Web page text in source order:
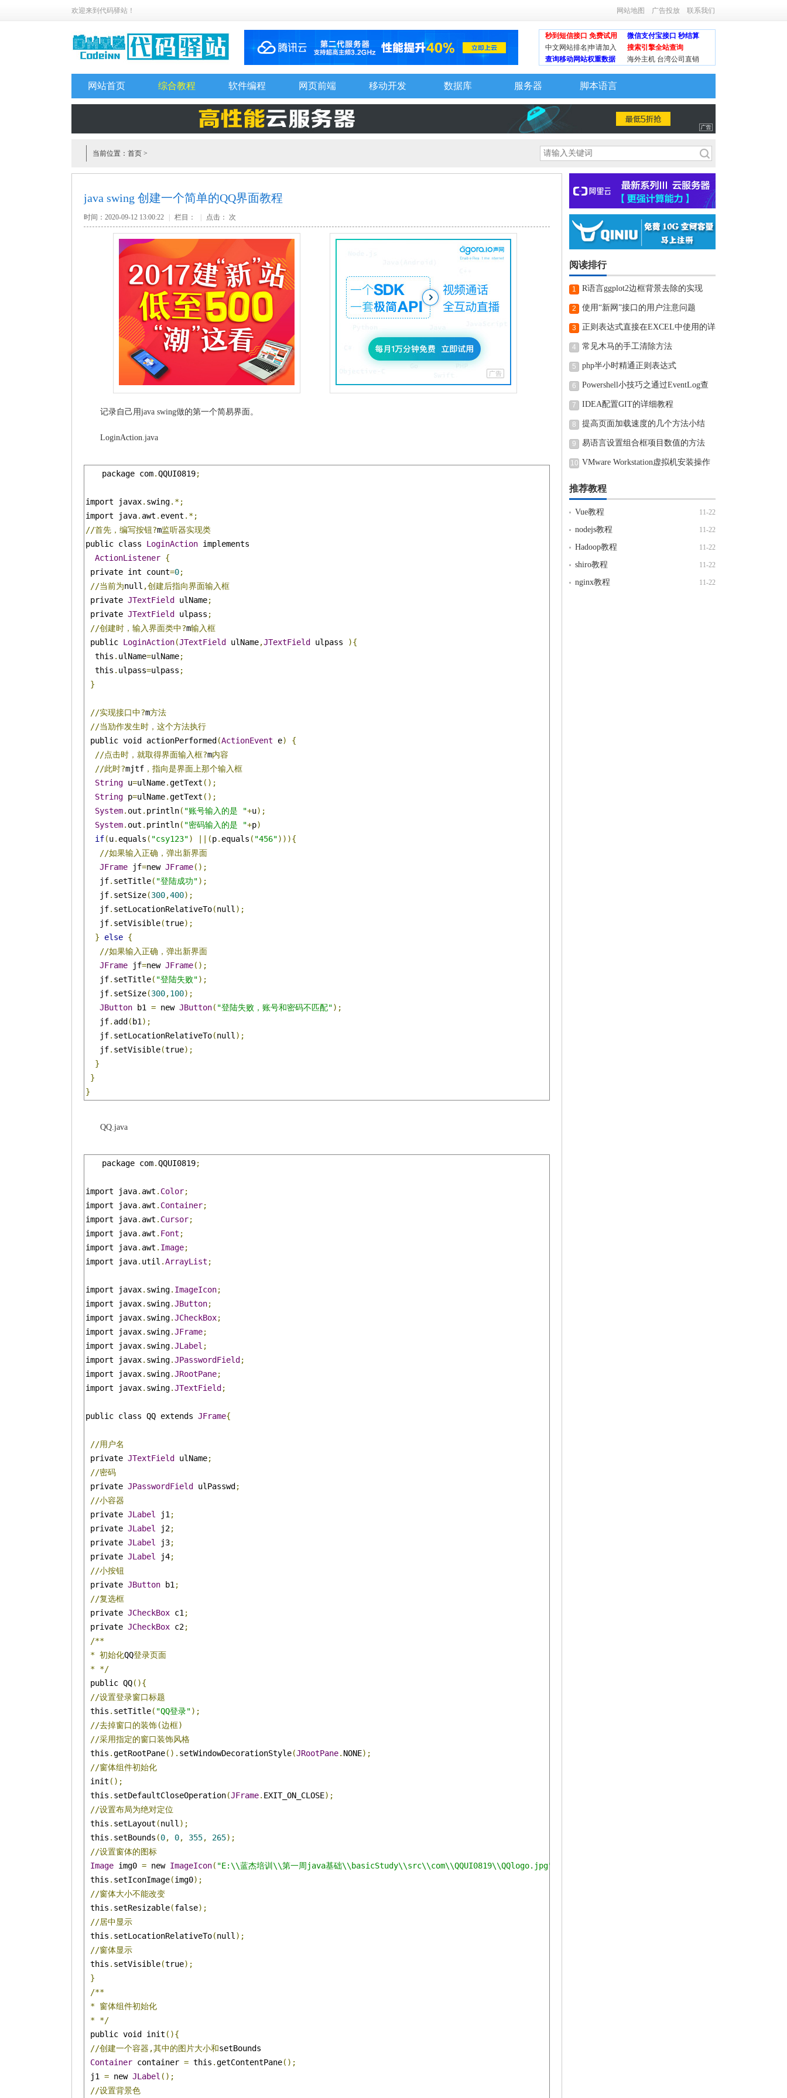
欢迎来到代码驿站！ 网站地图 广告投放 联系我们
秒到短信接口 免费试用
微信支付宝接口 秒结算
中文网站排名|申请加入
搜索引擎全站查询
查询移动网站权重数据
海外主机 台湾公司直销
网站首页 综合教程 软件编程 网页前端 移动开发 数据库 服务器 脚本语言
当前位置： 首页 >
java swing 创建一个简单的QQ界面教程
时间：2020-09-12 13:00:22 栏目： 点击： 次
记录自己用java swing做的第一个简易界面。
LoginAction.java
package com.QQUI0819;
import javax. swing.*;
import java. awt . event .*;
//首先，编写按钮?m监听器实现类
public class LoginAction implements
ActionListener {
private int count=0;
//当前为null ,创建后指向界面输入框
private JTextField ulName;
private JTextField ulpass ;
//创建时，输入界面类中?m输入框
public LoginAction(JTextField ulName,JTextField ulpass
){
  this
. ulName=ulName;
  this
. ulpass=ulpass ;
}
//实现接口中?m方法
//当劢作发生时，这个方法执行
public void actionPerformed (ActionEvent e)
{
//点击时，就取得界面输入框?m内容
//此时?mjtf ，指向是界面上那个输入框
String u=ulName.getText ();
String p=ulName.getText ();
System. out . println( "账号输入的是 "+u);
System. out . println( "密码输入的是 "+p)
if(u. equals ( "csy123") ||(p. equals ( "456"))){
//如果输入正确，弹出新界面
JFrame jf=new JFrame();
   jf
. setTitle( "登陆成功");
   jf
. setSize(300,400);
   jf
. setLocationRelativeTo(null );
   jf
. setVisible(true);
}
else {
//如果输入正确，弹出新界面
JFrame jf=new JFrame();
   jf
. setTitle( "登陆失败");
   jf
. setSize(300,100);
JButton b1 = new JButton( "登陆失败，账号和密码不匹配");
   jf
. add ( b1 );
   jf
. setLocationRelativeTo(null );
   jf
. setVisible(true);
}
}
}
QQ.java
package com.QQUI0819;
import java. awt . Color;
import java. awt . Container;
import java. awt . Cursor;
import java. awt . Font ;
import java. awt . Image;
import java. util .ArrayList ;
import javax. swing. ImageIcon;
import javax. swing.JButton;
import javax. swing.JCheckBox;
import javax. swing.JFrame;
import javax. swing.JLabel ;
import javax. swing.JPasswordField ;
import javax. swing.JRootPane;
import javax. swing.JTextField ;
public class QQ extends JFrame{
//用户名
private JTextField ulName;
//密码
private JPasswordField ulPasswd ;
//小容器
private JLabel j1 ;
private JLabel j2;
private JLabel j3;
private JLabel j4;
//小按钮
private JButton b1 ;
//复选框
private JCheckBox c1 ;
private JCheckBox c2;
/**
* 初始化QQ登录页面
* */
public QQ(){
//设置登录窗口标题
this . setTitle( "QQ登录");
//去掉窗口的装饰(边框)
//采用指定的窗口装饰风格
this .getRootPane(). setWindowDecorationStyle(JRootPane. NONE);
//窗体组件初始化
init ();
this . setDefaultCloseOperation(JFrame. EXIT_ON_CLOSE);
//设置布局为绝对定位
this . setLayout (null );
this . setBounds (0, 0, 355, 265);
//设置窗体的图标
Image img0 = new ImageIcon( "E:\\蓝杰培训\\第一周java基础\\basicStudy\\src\\com\\QQUI0819\\QQlogo.jpg"
this . setIconImage(img0);
//窗体大小不能改变
this . setResizable(false);
//居中显示
this . setLocationRelativeTo(null );
//窗体显示
this . setVisible(true);
}
/**
* 窗体组件初始化
* */
public void init (){
//创建一个容器,其中的图片大小和setBounds
Container container = this .getContentPane();
j1 = new JLabel ();
//设置背景色
阅读排行
1 R语言ggplot2边框背景去除的实现
2 使用“新网”接口的用户注意问题
3
正则表达式直接在EXCEL中使用的详
细步骤
4 常见木马的手工清除方法
5 php半小时精通正则表达式
6
Powershell小技巧之通过EventLog查
看近期电脑开机和关机时间
7 IDEA配置GIT的详细教程
8 提高页面加载速度的几个方法小结
9 易语言设置组合框项目数值的方法
10 VMware Workstation虚拟机安装操作
推荐教程
11-22
Vue教程
11-22
nodejs教程
11-22
Hadoop教程
11-22
shiro教程
11-22
nginx教程